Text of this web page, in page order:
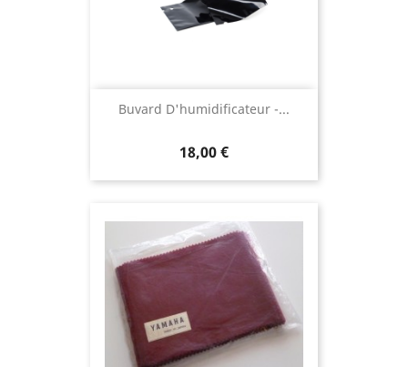
Buvard D'humidificateur -...
18,00 €